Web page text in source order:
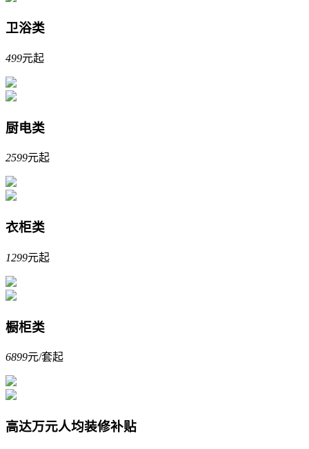
卫浴类
499元起
厨电类
2599元起
衣柜类
1299元起
橱柜类
6899元/套起
高达万元人均装修补贴